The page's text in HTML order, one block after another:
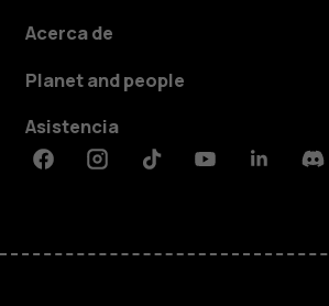
Acerca de
Planet and people
Asistencia
FacebookInstagramTiktokYoutubeLinkedin